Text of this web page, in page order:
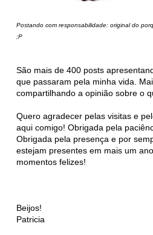
Postando com responsabilidade: original do
;P
São mais de 400 posts
que passaram pela minha vida.
compartilhando a opinião sobre o
Quero agradecer pelas visitas e
aqui comigo! Obrigada pela
Obrigada pela presença e por
estejam presentes em mais um
momentos felizes!
Beijos!
Patricia